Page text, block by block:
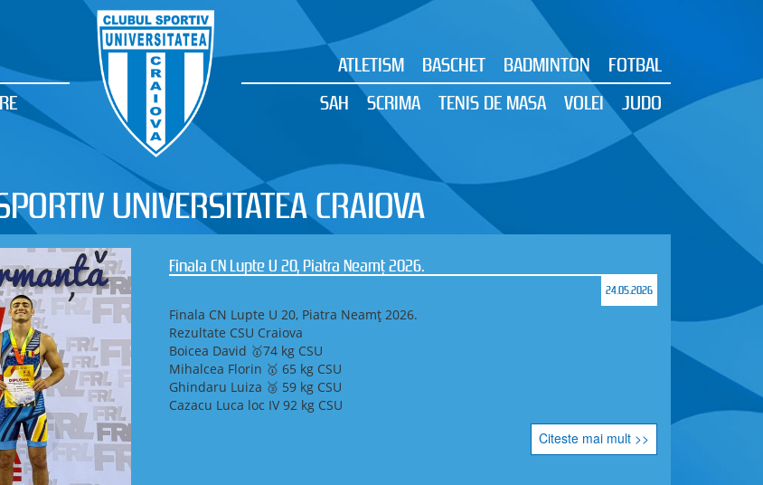
ATLETISM BASCHET BADMINTON
FOTBAL
SAH
SCRIMA TENIS DE MASA VOLEI JUDO
UNIVERSITATEA CRAIOVA
Finala CN Lupte U 20, Piatra Neamț 2026.
24.05.2026
Finala CN Lupte U 20, Piatra Neamț 2026.
Rezultate CSU Craiova
Boicea David 🥇74 kg CSU
Mihalcea Florin 🥇 65 kg CSU
Ghindaru Luiza 🥉 59 kg CSU
Cazacu Luca loc IV 92 kg CSU
Citeste mai mult >>